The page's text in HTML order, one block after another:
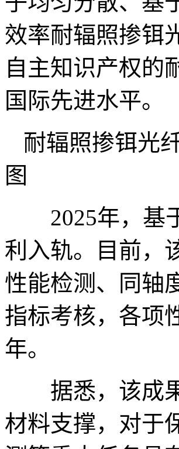
效率耐辐照掺铒
自主知识产权的
国际先进水平。
耐辐照掺铒光
图
2025年，基于
利入轨。目前，
性能检测、同轴
指标考核，各项
年。
据悉，该成果
材料支撑，对于